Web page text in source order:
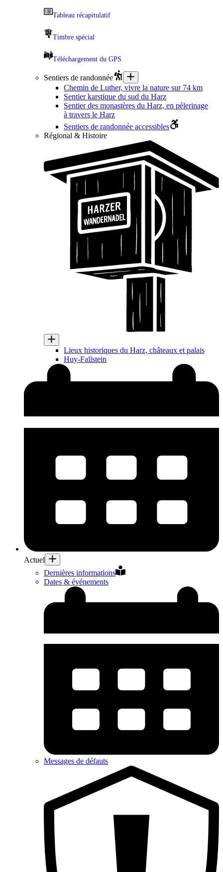
Tableau récapitulatif
Timbre spécial
Téléchargement du GPS
Sentiers de randonnée
Chemin de Luther, vivre la nature sur 74 km
Sentier karstique du sud du Harz
Sentier des monastères du Harz, en pèlerinage
à travers le Harz
Sentiers de randonnée accessibles
Régional & Histoire
Lieux historiques du Harz, châteaux et palais
Huy-Fallstein
Actuel
Dernières informations
Dates & événements
Messages de défauts